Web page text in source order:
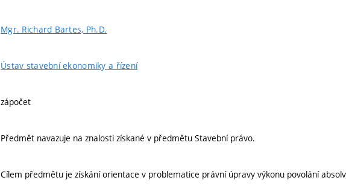
Mgr. Richard Bartes, Ph.D.
Ústav stavební ekonomiky a řízení
zápočet
Předmět navazuje na znalosti získané v předmětu Stavební právo.
Cílem předmětu je získání orientace v problematice právní úpravy výkonu povolání